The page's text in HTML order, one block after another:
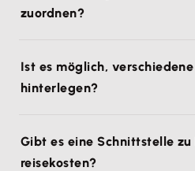
zuordnen?
Ist es möglich, verschiedene
hinterlegen?
Gibt es eine Schnittstelle zu
reisekosten?